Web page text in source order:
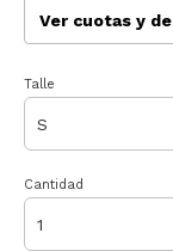
Ver cuotas y
Talle
Cantidad